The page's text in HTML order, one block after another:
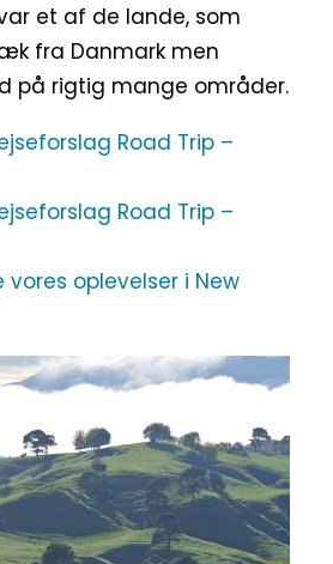
et af de lande, som
fra Danmark men
på rigtig mange områder.
Road Trip –
Road Trip –
oplevelser i New